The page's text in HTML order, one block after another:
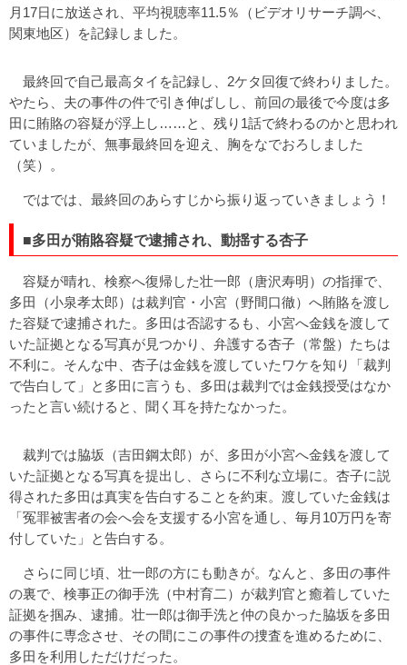
月17日に放送され、平均視聴率11.5％（ビデオリサーチ調べ、
関東地区）を記録しました。
最終回で自己最高タイを記録し、2ケタ回復で終わりました。
やたら、夫の事件の件で引き伸ばしし、前回の最後で今度は多
田に賄賂の容疑が浮上し……と、残り1話で終わるのかと思われ
ていましたが、無事最終回を迎え、胸をなでおろしました
（笑）。
ではでは、最終回のあらすじから振り返っていきましょう！
■多田が賄賂容疑で逮捕され、動揺する杏子
容疑が晴れ、検察へ復帰した壮一郎（唐沢寿明）の指揮で、
多田（小泉孝太郎）は裁判官・小宮（野間口徹）へ賄賂を渡し
た容疑で逮捕された。多田は否認するも、小宮へ金銭を渡して
いた証拠となる写真が見つかり、弁護する杏子（常盤）たちは
不利に。そんな中、杏子は金銭を渡していたワケを知り「裁判
で告白して」と多田に言うも、多田は裁判では金銭授受はなか
ったと言い続けると、聞く耳を持たなかった。
裁判では脇坂（吉田鋼太郎）が、多田が小宮へ金銭を渡して
いた証拠となる写真を提出し、さらに不利な立場に。杏子に説
得された多田は真実を告白することを約束。渡していた金銭は
「冤罪被害者の会へ会を支援する小宮を通し、毎月10万円を寄
付していた」と告白する。
さらに同じ頃、壮一郎の方にも動きが。なんと、多田の事件
の裏で、検事正の御手洗（中村育二）が裁判官と癒着していた
証拠を掴み、逮捕。壮一郎は御手洗と仲の良かった脇坂を多田
の事件に専念させ、その間にこの事件の捜査を進めるために、
多田を利用しただけだった。